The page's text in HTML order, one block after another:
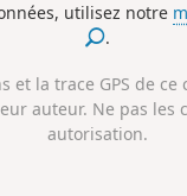
Le Ruisseau du
en plusieurs endroits.
utilisez notre
.
et la trace GPS de
auteur. Ne pas les
autorisation.